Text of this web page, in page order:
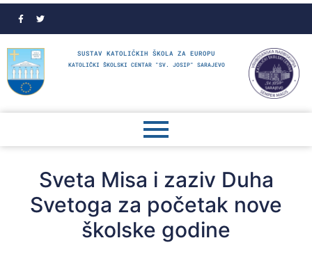
SUSTAV KATOLIČKIH ŠKOLA ZA EUROPU
KATOLIČKI ŠKOLSKI CENTAR "SV. JOSIP" SARAJEVO
Sveta Misa i zaziv Duha
Svetoga za početak nove
školske godine